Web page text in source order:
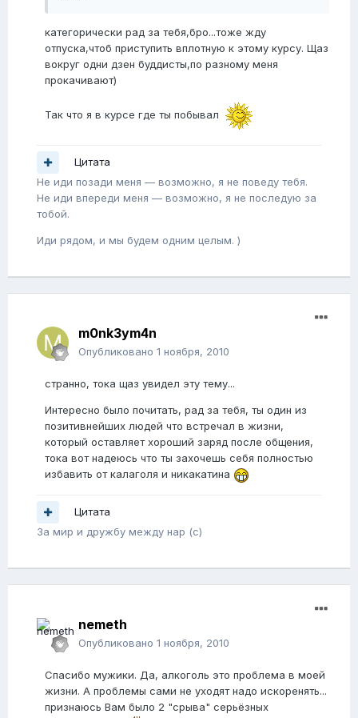
категорически рад за тебя,бро...тоже жду
отпуска,чтоб приступить вплотную к этому курсу. Щаз
вокруг одни дзен буддисты,по разному меня
прокачивают)
Так что я в курсе где ты побывал
Цитата
Не иди позади меня — возможно, я не поведу тебя.
Не иди впереди меня — возможно, я не последую за
тобой.
Иди рядом, и мы будем одним целым. )
m0nk3ym4n
Опубликовано 1 ноября, 2010
странно, тока щаз увидел эту тему...
Интересно было почитать, рад за тебя, ты один из
позитивнейших людей что встречал в жизни,
который оставляет хороший заряд после общения,
тока вот надеюсь что ты захочешь себя полностью
избавить от калаголя и никакатина
Цитата
За мир и дружбу между нар (с)
nemeth
Опубликовано 1 ноября, 2010
Спасибо мужики. Да, алкоголь это проблема в моей
жизни. А проблемы сами не уходят надо искоренять...
признаюсь Вам было 2 "срыва" серьёзных